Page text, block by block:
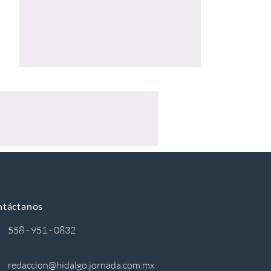
558 - 951 - 0832
redaccion@hidalgo.jornada.com.mx